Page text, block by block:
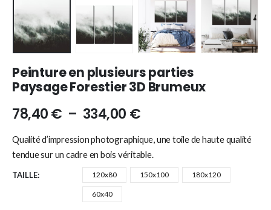
Peinture en plusieurs parties
Paysage Forestier 3D Brumeux
78,40€ – 334,00 €
Qualité d’impression photographique, une toile de haute qualité
tendue sur un cadre en bois véritable.
TAILLE 120x80 150x100 180x120
60x40